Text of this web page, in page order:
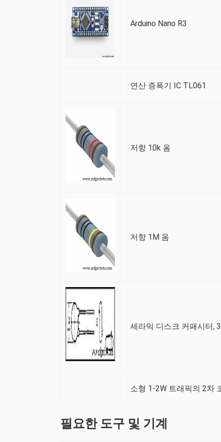
Arduino Nano R3
연산 증폭기 IC TL061
저항 10k 옴
저항 1M 옴
세라믹 디스크 커패시터,
소형 1-2W 트래픽의 2차
필요한 도구 및 기계